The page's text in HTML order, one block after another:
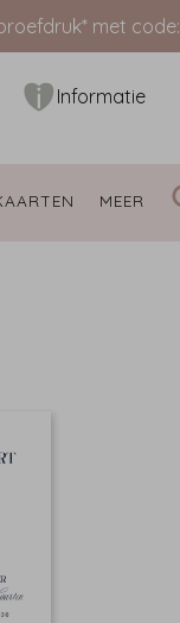
met code:
Informatie
MEER